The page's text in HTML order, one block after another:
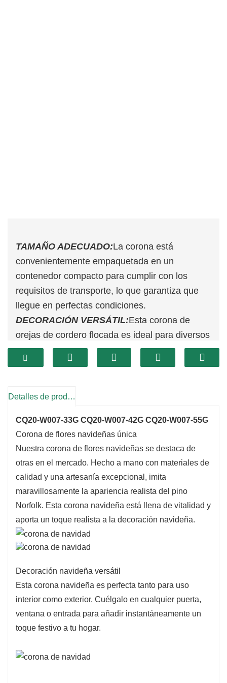
TAMAÑO ADECUADO:La corona está
convenientemente empaquetada en un
contenedor compacto para cumplir con los
requisitos de transporte, lo que garantiza que
llegue en perfectas condiciones.
DECORACIÓN VERSÁTIL:Esta corona de
orejas de cordero flocada es ideal para diversos
entornos: perfecta para la puerta de entrada, la
pared o espacios interiores y exteriores. Añade
hogar.
sencillo! Simplemente límpielo con un paño
húmedo para restaurar su apariencia como
nueva. Esta corona está diseñada para un
disfrute duradero.
NOTAS: Para uso en exteriores, cuélguelo bajo
una cubierta para protegerlo de la lluvia y la
nieve.
Detalles de producto
CQ20-W007-33G CQ20-W007-42G CQ20-W007-55G
Corona de flores navideñas única
Nuestra corona de flores navideñas se destaca de
otras en el mercado. Hecho a mano con materiales de
calidad y una artesanía excepcional, imita
maravillosamente la apariencia realista del pino
Norfolk. Esta corona navideña está llena de vitalidad y
aporta un toque realista a la decoración navideña.
Decoración navideña versátil
Esta corona navideña es perfecta tanto para uso
interior como exterior. Cuélgalo en cualquier puerta,
ventana o entrada para añadir instantáneamente un
toque festivo a tu hogar.